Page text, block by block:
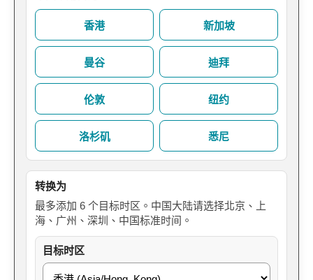
香港 新加坡
曼谷 迪拜
伦敦 纽约
洛杉矶 悉尼
转换为
最多添加 6 个目标时区。中国大陆请选择北京、上
海、广州、深圳、中国标准时间。
目标时区